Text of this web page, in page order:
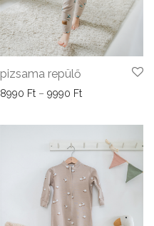
pizsama repülő
8990 Ft – 9990 FtÁrtartomány: